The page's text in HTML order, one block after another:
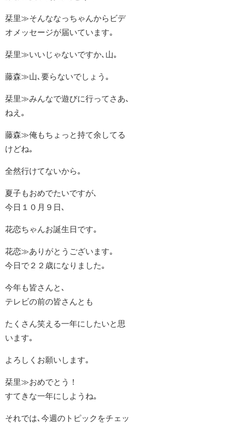
栞里≫そんななっちゃんからビデ
オメッセージが届いています｡
栞里≫いいじゃないですか､山｡
藤森≫山､要らないでしょう｡
栞里≫みんなで遊びに行ってさあ､
ねえ｡
藤森≫俺もちょっと持て余してる
けどね｡
全然行けてないから｡
夏子もおめでたいですが､
今日１０月９日､
花恋ちゃんお誕生日です｡
花恋≫ありがとうございます｡
今日で２２歳になりました｡
今年も皆さんと､
テレビの前の皆さんとも
たくさん笑える一年にしたいと思
います｡
よろしくお願いします｡
栞里≫おめでとう！
すてきな一年にしようね｡
それでは､今週のトピックをチェッ